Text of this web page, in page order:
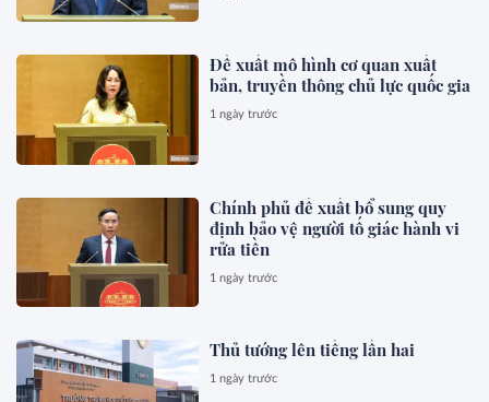
Đề xuất mô hình cơ quan xuất
bản, truyền thông chủ lực quốc gia
1 ngày trước
Chính phủ đề xuất bổ sung quy
định bảo vệ người tố giác hành vi
rửa tiền
1 ngày trước
Thủ tướng lên tiếng lần hai
1 ngày trước